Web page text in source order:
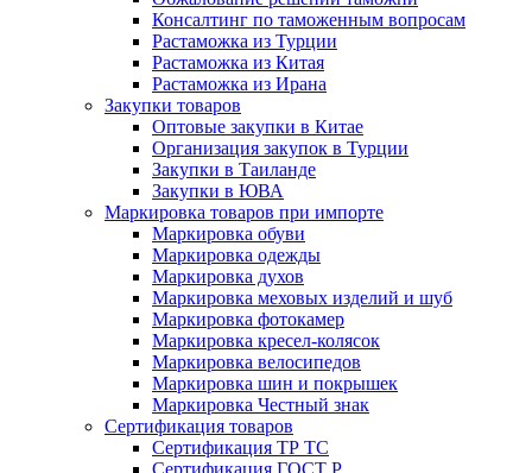
Консалтинг по таможенным вопросам
Растаможка из Турции
Растаможка из Китая
Растаможка из Ирана
Закупки товаров
Оптовые закупки в Китае
Организация закупок в Турции
Закупки в Таиланде
Закупки в ЮВА
Маркировка товаров при импорте
Маркировка обуви
Маркировка одежды
Маркировка духов
Маркировка меховых изделий и шуб
Маркировка фотокамер
Маркировка кресел-колясок
Маркировка велосипедов
Маркировка шин и покрышек
Маркировка Честный знак
Сертификация товаров
Сертификация ТР ТС
Сертификация ГОСТ Р